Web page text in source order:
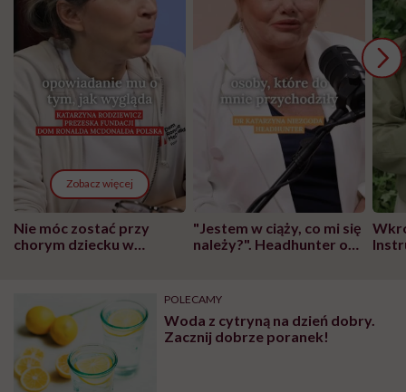
Zobacz więcej
Nie móc zostać przy
chorym dziecku w
głupota i brak
wyobraźni"
"Jestem w ciąży, co mi się
należy?". Headhunter o
pracy
POLECAMY
Woda z cytryną na dzień dobry.
Zacznij dobrze poranek!